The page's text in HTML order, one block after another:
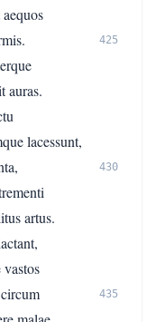
425
auras.
lacessunt,
430
artus.
435